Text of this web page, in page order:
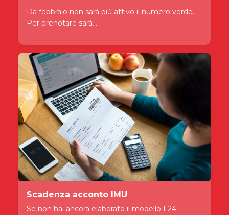
Da febbraio non sarà più attivo il numero verde.
Per prenotare sarà...
Scadenza acconto IMU
Se non hai ancora elaborato il modello F24